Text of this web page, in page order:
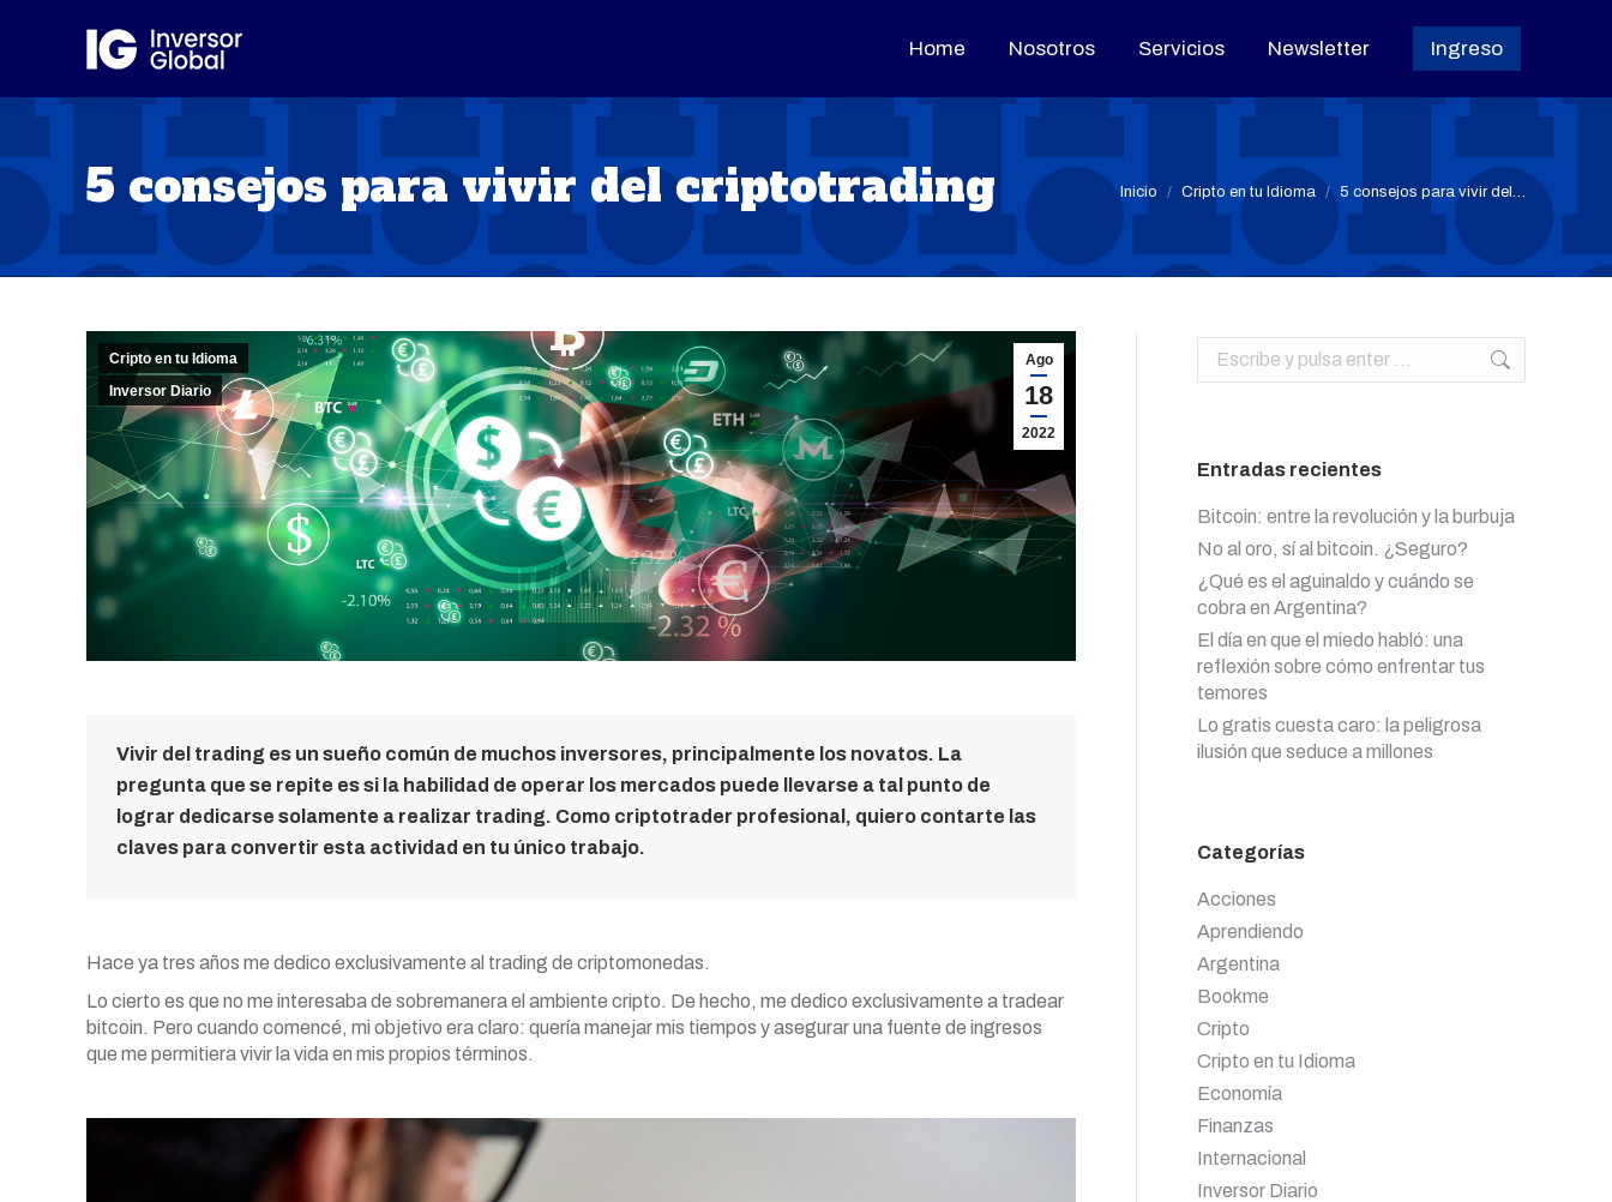
Home Nosotros Servicios Newsletter Ingreso
5 consejos para vivir del criptotrading Estás aquí:
Inicio Cripto en tu Idioma 5 consejos para vivir del…
Ago
18
2022
Cripto en tu Idioma
Inversor Diario
Vivir del trading es un sueño común de muchos inversores, principalmente los novatos. La
pregunta que se repite es si la habilidad de operar los mercados puede llevarse a tal punto de
lograr dedicarse solamente a realizar trading. Como criptotrader profesional, quiero contarte las
claves para convertir esta actividad en tu único trabajo.
Hace ya tres años me dedico exclusivamente al trading de criptomonedas.
Lo cierto es que no me interesaba de sobremanera el ambiente cripto. De hecho, me dedico exclusivamente a tradear
bitcoin. Pero cuando comencé, mi objetivo era claro: quería manejar mis tiempos y asegurar una fuente de ingresos
que me permitiera vivir la vida en mis propios términos.
Buscar:
Entradas recientes
Bitcoin: entre la revolución y la burbuja
No al oro, sí al bitcoin. ¿Seguro?
¿Qué es el aguinaldo y cuándo se
cobra en Argentina?
El día en que el miedo habló: una
reflexión sobre cómo enfrentar tus
temores
Lo gratis cuesta caro: la peligrosa
ilusión que seduce a millones
Categorías
Acciones
Aprendiendo
Argentina
Bookme
Cripto
Cripto en tu Idioma
Economía
Finanzas
Internacional
Inversor Diario
Home Nosotros Servicios Newsletter Ingreso